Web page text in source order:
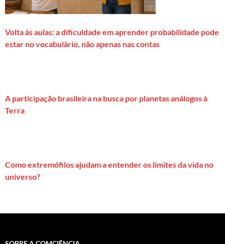
Volta às aulas: a dificuldade em aprender probabilidade pode
estar no vocabulário, não apenas nas contas
A participação brasileira na busca por planetas análogos à
Terra
Como extremófilos ajudam a entender os limites da vida no
universo?